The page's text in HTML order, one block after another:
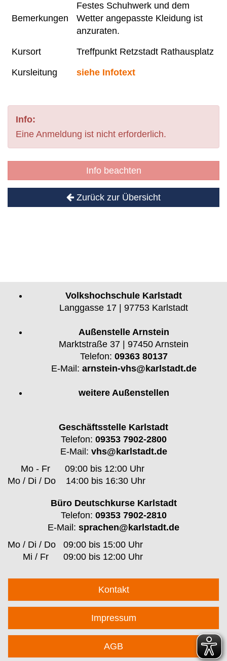
Bemerkungen
Festes Schuhwerk und dem
Wetter angepasste Kleidung ist
anzuraten.
Kursort Treffpunkt Retzstadt Rathausplatz
Kursleitung siehe Infotext
Info:
Eine Anmeldung ist nicht erforderlich.
Info beachten
Zurück zur Übersicht
Volkshochschule Karlstadt
Langgasse 17 | 97753 Karlstadt
Außenstelle Arnstein
Marktstraße 37 | 97450 Arnstein
Telefon: 09363 80137
E-Mail: arnstein-vhs@karlstadt.de
weitere Außenstellen
Geschäftsstelle Karlstadt
Telefon: 09353 7902-2800
E-Mail: vhs@karlstadt.de
Mo - Fr
09:00 bis 12:00 Uhr
Mo / Di / Do
14:00 bis 16:30 Uhr
Büro Deutschkurse Karlstadt
Telefon: 09353 7902-2810
E-Mail: sprachen@karlstadt.de
Mo / Di / Do 09:00 bis 15:00 Uhr
Mi / Fr
09:00 bis 12:00 Uhr
Kontakt
Impressum
AGB